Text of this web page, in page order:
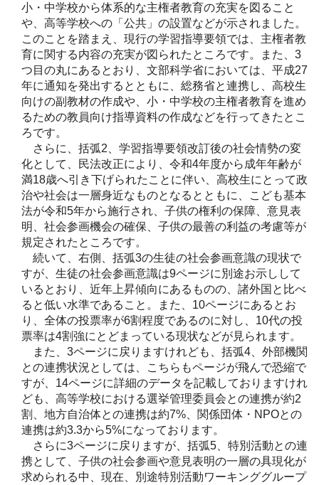
小・中学校から体系的な主権者教育の充実を図ること
や、高等学校への「公共」の設置などが示されました。
このことを踏まえ、現行の学習指導要領では、主権者教
育に関する内容の充実が図られたところです。また、3
つ目の丸にあるとおり、文部科学省においては、平成27
年に通知を発出するとともに、総務省と連携し、高校生
向けの副教材の作成や、小・中学校の主権者教育を進め
るための教員向け指導資料の作成などを行ってきたとこ
ろです。
さらに、括弧2、学習指導要領改訂後の社会情勢の変
化として、民法改正により、令和4年度から成年年齢が
満18歳へ引き下げられたことに伴い、高校生にとって政
治や社会は一層身近なものとなるとともに、こども基本
法が令和5年から施行され、子供の権利の保障、意見表
明、社会参画機会の確保、子供の最善の利益の考慮等が
規定されたところです。
続いて、右側、括弧3の生徒の社会参画意識の現状で
すが、生徒の社会参画意識は9ページに別途お示しして
いるとおり、近年上昇傾向にあるものの、諸外国と比べ
ると低い水準であること。また、10ページにあるとお
り、全体の投票率が6割程度であるのに対し、10代の投
票率は4割強にとどまっている現状などが見られます。
また、3ページに戻りますけれども、括弧4、外部機関
との連携状況としては、こちらもページが飛んで恐縮で
すが、14ページに詳細のデータを記載しておりますけれ
ども、高等学校における選挙管理委員会との連携が約2
割、地方自治体との連携は約7%、関係団体・NPOとの
連携は約3.3から5%になっております。
さらに3ページに戻りますが、括弧5、特別活動との連
携として、子供の社会参画や意見表明の一層の具現化が
求められる中、現在、別途特別活動ワーキンググループ